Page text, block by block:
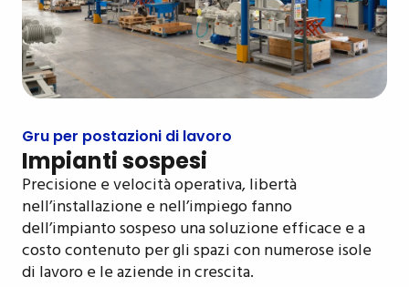
Gru per postazioni di lavoro
Impianti sospesi
Precisione e velocità operativa, libertà
nell’installazione e nell’impiego fanno
dell’impianto sospeso una soluzione efficace e a
costo contenuto per gli spazi con numerose isole
di lavoro e le aziende in crescita.